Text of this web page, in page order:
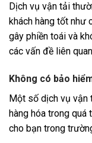
Dịch vụ vận tải
khách hàng tốt như
gây phiền toái và
các vấn đề liên
Không có bảo
Một số dịch vụ vận
hàng hóa trong quá
cho bạn trong